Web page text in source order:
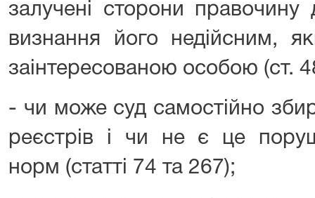
залучені сторони правочину
визнання його недійсним,
заінтересованою особою (ст.
- чи може суд самостійно
реєстрів і чи не є це
норм (статті 74 та 267);